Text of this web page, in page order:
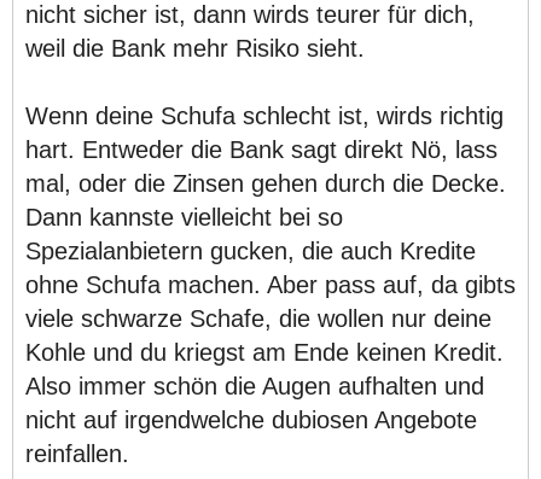
nicht sicher ist, dann wirds teurer für dich,
weil die Bank mehr Risiko sieht.
Wenn deine Schufa schlecht ist, wirds richtig
hart. Entweder die Bank sagt direkt Nö, lass
mal, oder die Zinsen gehen durch die Decke.
Dann kannste vielleicht bei so
Spezialanbietern gucken, die auch Kredite
ohne Schufa machen. Aber pass auf, da gibts
viele schwarze Schafe, die wollen nur deine
Kohle und du kriegst am Ende keinen Kredit.
Also immer schön die Augen aufhalten und
nicht auf irgendwelche dubiosen Angebote
reinfallen.